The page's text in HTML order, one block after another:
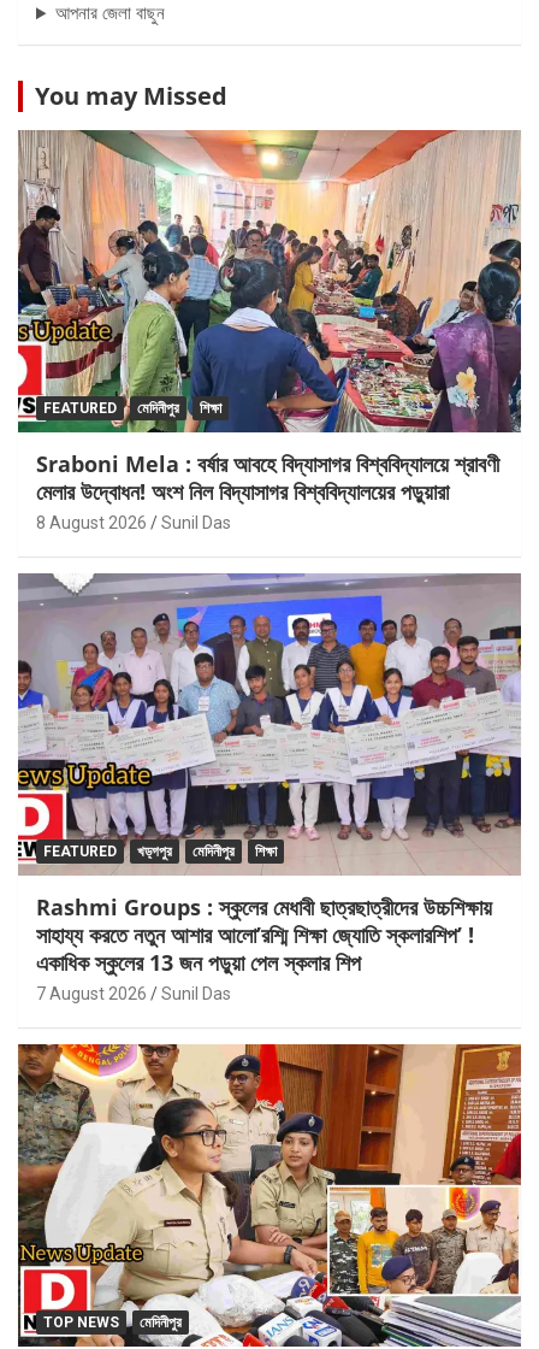
আপনার জেলা বাছুন
You may Missed
FEATURED মেদিনীপুর শিক্ষা
Sraboni Mela : বর্ষার আবহে বিদ্যাসাগর বিশ্ববিদ্যালয়ে শ্রাবণী
মেলার উদ্বোধন! অংশ নিল বিদ্যাসাগর বিশ্ববিদ্যালয়ের পড়ুয়ারা
8 August 2026 Sunil Das
FEATURED খড়্গপুর মেদিনীপুর শিক্ষা
Rashmi Groups : স্কুলের মেধাবী ছাত্রছাত্রীদের উচ্চশিক্ষায়
সাহায্য করতে নতুন আশার আলো’রশ্মি শিক্ষা জ্যোতি স্কলারশিপ’ !
একাধিক স্কুলের 13 জন পড়ুয়া পেল স্কলার শিপ
7 August 2026 Sunil Das
TOP NEWS মেদিনীপুর